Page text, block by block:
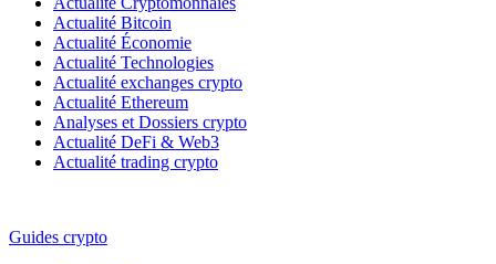
Actualité Bitcoin
Actualité Économie
Actualité Technologies
Actualité exchanges crypto
Actualité Ethereum
Analyses et Dossiers crypto
Actualité DeFi & Web3
Actualité trading crypto
Guides crypto